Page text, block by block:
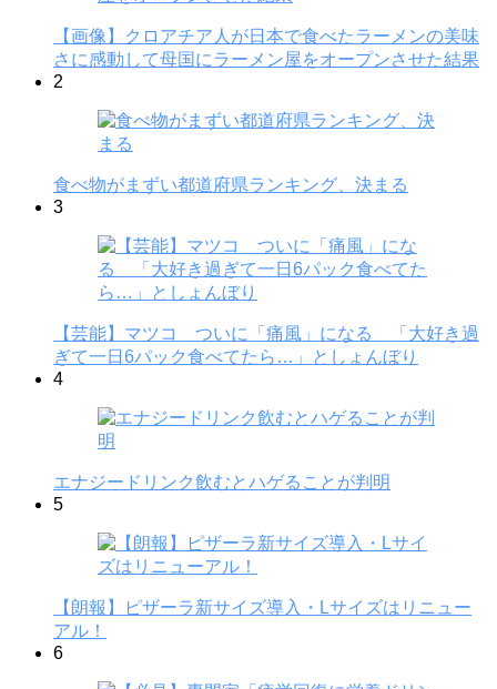
【画像】クロアチア人が日本で食べたラーメンの美味
さに感動して母国にラーメン屋をオープンさせた結果
2
食べ物がまずい都道府県ランキング、決まる
3
【芸能】マツコ ついに「痛風」になる 「大好き過
ぎて一日6パック食べてたら…」としょんぼり
4
エナジードリンク飲むとハゲることが判明
5
【朗報】ピザーラ新サイズ導入・Lサイズはリニュー
アル！
6